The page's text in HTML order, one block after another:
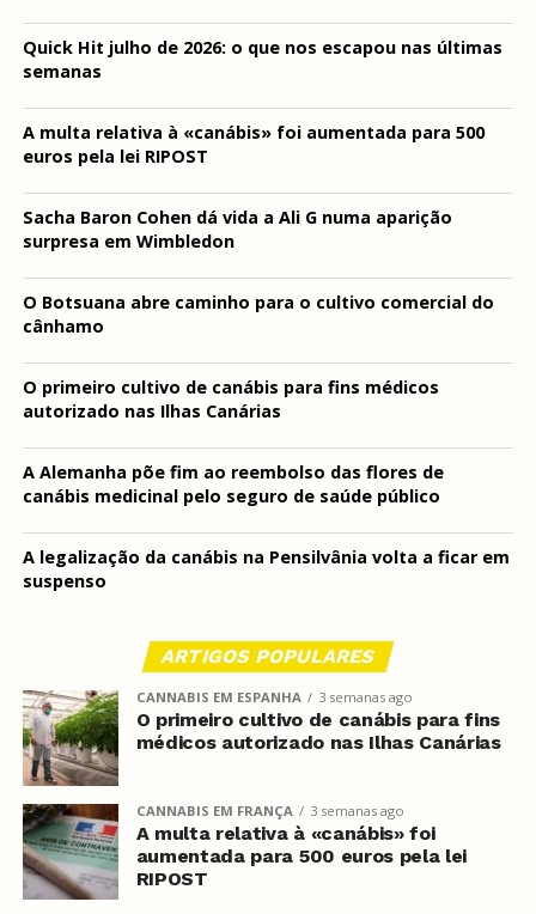
Quick Hit julho de 2026: o que nos escapou nas últimas
semanas
A multa relativa à «canábis» foi aumentada para 500
euros pela lei RIPOST
Sacha Baron Cohen dá vida a Ali G numa aparição
surpresa em Wimbledon
O Botsuana abre caminho para o cultivo comercial do
cânhamo
O primeiro cultivo de canábis para fins médicos
autorizado nas Ilhas Canárias
A Alemanha põe fim ao reembolso das flores de
canábis medicinal pelo seguro de saúde público
A legalização da canábis na Pensilvânia volta a ficar em
suspenso
ARTIGOS POPULARES
CANNABIS EM ESPANHA 3 semanas ago
O primeiro cultivo de canábis para fins
médicos autorizado nas Ilhas Canárias
CANNABIS EM FRANÇA 3 semanas ago
A multa relativa à «canábis» foi
aumentada para 500 euros pela lei
RIPOST